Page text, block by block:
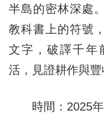
半島的密林深處
教科書上的符號
文字，破譯千年
活，見證耕作與豐
時間：2025年